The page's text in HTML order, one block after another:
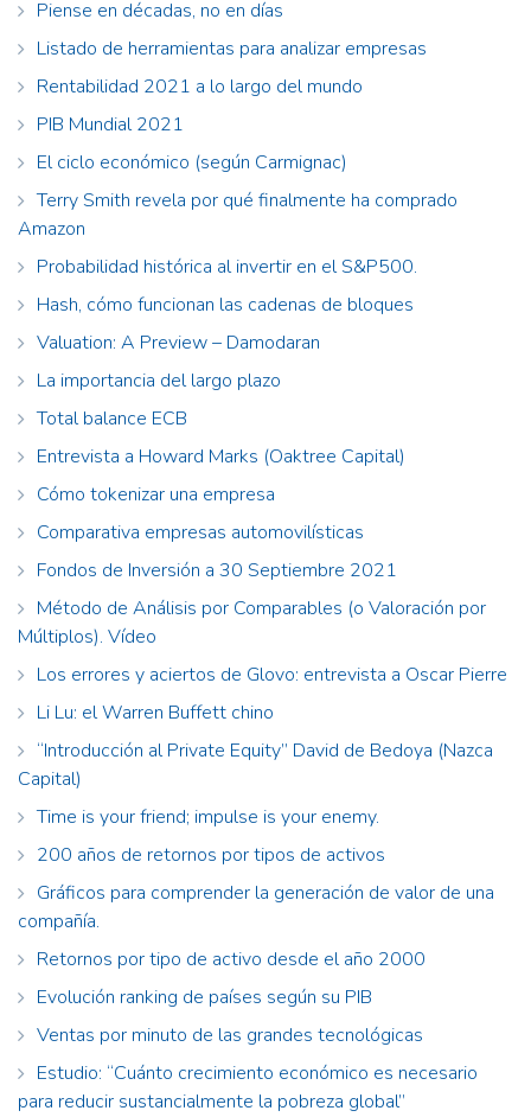
Piense en décadas, no en días
Listado de herramientas para analizar empresas
Rentabilidad 2021 a lo largo del mundo
PIB Mundial 2021
El ciclo económico (según Carmignac)
Terry Smith revela por qué finalmente ha comprado
Amazon
Probabilidad histórica al invertir en el S&P500.
Hash, cómo funcionan las cadenas de bloques
Valuation: A Preview – Damodaran
La importancia del largo plazo
Total balance ECB
Entrevista a Howard Marks (Oaktree Capital)
Cómo tokenizar una empresa
Comparativa empresas automovilísticas
Fondos de Inversión a 30 Septiembre 2021
Método de Análisis por Comparables (o Valoración por
Múltiplos). Vídeo
Los errores y aciertos de Glovo: entrevista a Oscar Pierre
Li Lu: el Warren Buffett chino
“Introducción al Private Equity” David de Bedoya (Nazca
Capital)
Time is your friend; impulse is your enemy.
200 años de retornos por tipos de activos
Gráficos para comprender la generación de valor de una
compañía.
Retornos por tipo de activo desde el año 2000
Evolución ranking de países según su PIB
Ventas por minuto de las grandes tecnológicas
Estudio: “Cuánto crecimiento económico es necesario
para reducir sustancialmente la pobreza global”